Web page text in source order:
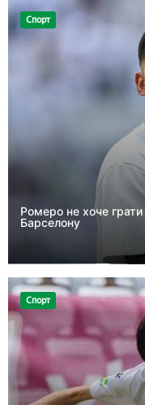
Спорт
Ромеро не хоче
Барселону
Спорт